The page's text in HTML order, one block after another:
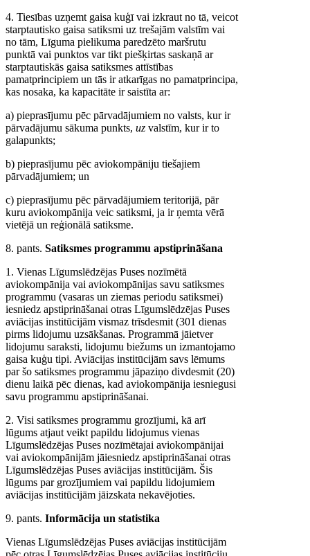
4. Tiesības uzņemt gaisa kuģī vai izkraut no tā, veicot
starptautisko gaisa satiksmi uz trešajām valstīm vai
no tām, Līguma pielikuma paredzēto maršrutu
punktā vai punktos var tikt piešķirtas saskaņā ar
starptautiskās gaisa satiksmes attīstības
pamatprincipiem un tās ir atkarīgas no pamatprincipa,
kas nosaka, ka kapacitāte ir saistīta ar:
a) pieprasījumu pēc pārvadājumiem no valsts, kur ir
pārvadājumu sākuma punkts, uz valstīm, kur ir to
galapunkts;
b) pieprasījumu pēc aviokompāniju tiešajiem
pārvadājumiem; un
c) pieprasījumu pēc pārvadājumiem teritorijā, pār
kuru aviokompānija veic satiksmi, ja ir ņemta vērā
vietējā un reģionālā satiksme.
8. pants. Satiksmes programmu apstiprināšana
1. Vienas Līgumslēdzējas Puses nozīmētā
aviokompānija vai aviokompānijas savu satiksmes
programmu (vasaras un ziemas periodu satiksmei)
iesniedz apstiprināšanai otras Līgumslēdzējas Puses
aviācijas institūcijām vismaz trīsdesmit (301 dienas
pirms lidojumu uzsākšanas. Programmā jāietver
lidojumu saraksti, lidojumu biežums un izmantojamo
gaisa kuģu tipi. Aviācijas institūcijām savs lēmums
par šo satiksmes programmu jāpaziņo divdesmit (20)
dienu laikā pēc dienas, kad aviokompānija iesniegusi
savu programmu apstiprināšanai.
2. Visi satiksmes programmu grozījumi, kā arī
lūgums atjaut veikt papildu lidojumus vienas
Līgumslēdzējas Puses nozīmētajai aviokompānijai
vai aviokompānijām jāiesniedz apstiprināšanai otras
Līgumslēdzējas Puses aviācijas institūcijām. Šis
lūgums par grozījumiem vai papildu lidojumiem
aviācijas institūcijām jāizskata nekavējoties.
9. pants. Informācija un statistika
Vienas Līgumslēdzējas Puses aviācijas institūcijām